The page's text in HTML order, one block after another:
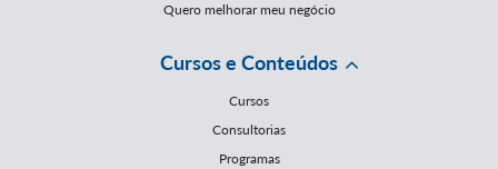
Quero melhorar meu negócio
Cursos e Conteúdos
Cursos
Consultorias
Programas